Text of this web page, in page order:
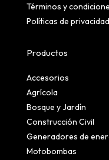
Términos y
Políticas de privacidad
Productos
Accesorios
Agrícola
Bosque y Jardín
Construcción Civil
Generadores de
Motobombas